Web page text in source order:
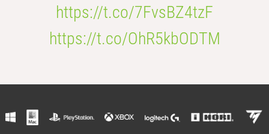
https://t.co/7FvsBZ4tzF
https://t.co/OhR5kbODTM